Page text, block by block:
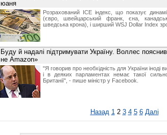
юаня
Розрахований ICE індекс, що показує
(євро, швейцарський франк, єна,
шведська крона), і ширший WSJ Dollar Index
Буду й надалі підтримувати Україну. Воллес
не Amazon»
"Я говорив про необхідність для України іноді
і в деяких парламентах немає такої
Британії", - пише міністр у Facebook.
Назад 1 2 3 4 5 6 Далі